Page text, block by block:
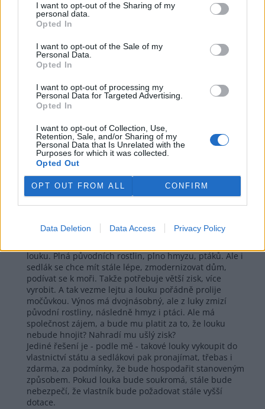
I want to opt-out of the Sharing of my
personal data.
Opted In
I want to opt-out of the Sale of my
Personal Data.
Opted In
I want to opt-out of processing my
Personal Data for Targeted Advertising.
Opted In
I want to opt-out of Collection, Use,
Retention, Sale, and/or Sharing of my
Personal Data that Is Unrelated with the
Purposes for which it was collected.
Opted Out
OPT OUT FROM ALL CONFIRM
Data Deletion Data Access Privacy Policy
Reaguje na Slavomil Vinkler
Výsledky neudržování PR viz sousední článek o
koniklecích,: LIFE PROSPECTIVE - projekt pro lepší
ochranu rostlin, hub a živočichů
Odpovědět
JP Jaroslav Pokorný 13.12.2024 13:28
Reaguje na Slavomil Vinkler
charakteru" produkční byly. Pásly se tam ovce a kozy a
kosilo se tam seno. Vlastně tím způsobem jejich stepní
charakter vznikl. Jenže v současné době je nikdo tak
využívat nechce - máme se dobře a tak není nutné
drobné domácí zvířectvo chovat. A když se někdo dobře
nemá, není nucen pořídit si králíky, slepice, kozu, ale
dostane sociální dávky. Nehledě na to, že už ani na
Takž je nutno údržbu platit. Ale kde na to sehnat
peníze??
louku. Plná původních rostlin, plno hmyzu, ptáků. Ale i
sedlák se chce mít stále lépe, zmodernizovat dům,
podívat se k moři. Takže potřebuje větší zisk, více
vyrobit. A tak vezme lejtu a louku pořádně prolije
močůvkou. Výnos má dvojnásobný, ale z luky zmizí
původní rostliny, následně hmyz i ptáci. Ale má
společnost zájem, a bude mu platit za to, že louku
nebude hnojit? Nahradí mu ušlý zisk?
Jediné řešení je - podle mě - takové louky vykoupit do
vlastnictví státu a sedlákovi pak pronajímat, třebas i
zdarma, za podmínky, že bude hospodařit stanoveným
způsobem. Pokud louka bude soukromá, stále bude
nebezpečí, že vlastník bude požadovat stále vyšší
dotace.